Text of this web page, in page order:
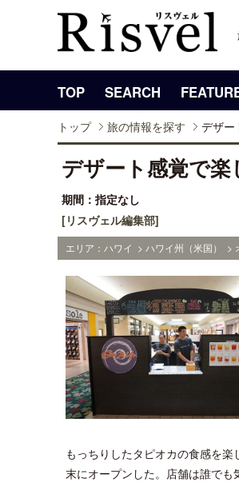
TOP SEARCH
トップ 旅の情報を探す デザー
デザート感覚で
期間：指定なし
[リスヴェル編集部]
エリア：ハワイ > ハワイ州（米国） >
もっちりしたタピオカの食感を
末にオープンした。店舗は誰でも